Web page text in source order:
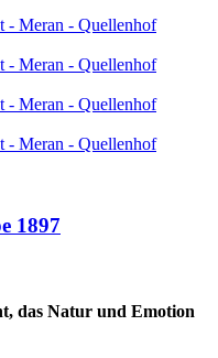
1897
das Natur und Emotion